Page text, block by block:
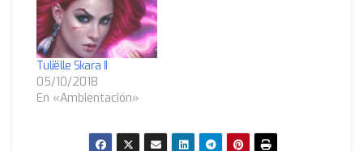
Tuliëlle Skara II
05/10/2018
En «Ambientación»